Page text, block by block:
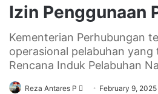
Izin Penggunaan
Kementerian Perhubungan
operasional pelabuhan
Rencana Induk Pelabuhan
Reza Antares P
Send February 9, 2025